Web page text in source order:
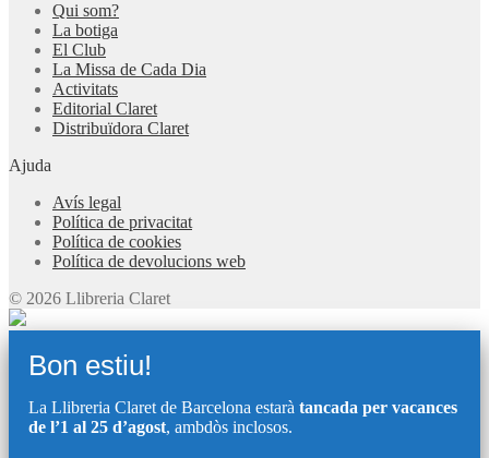
Qui som?
La botiga
El Club
La Missa de Cada Dia
Activitats
Editorial Claret
Distribuïdora Claret
Ajuda
Avís legal
Política de privacitat
Política de cookies
Política de devolucions web
© 2026 Llibreria Claret
Bon estiu!
La Llibreria Claret de Barcelona estarà tancada per vacances
de l’1 al 25 d’agost, ambdòs inclosos.